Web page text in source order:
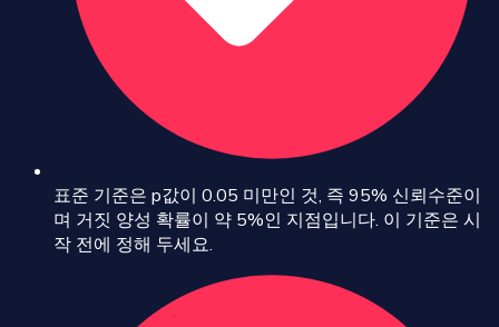
표준 기준은 p값이 0.05 미만인 것, 즉 95% 신뢰수준이
며 거짓 양성 확률이 약 5%인 지점입니다. 이 기준은 시
작 전에 정해 두세요.